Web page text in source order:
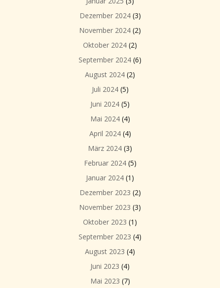
Dezember 2024(3)
November 2024 (2)
Oktober 2024 (2)
September 2024 (6)
August 2024 (2)
Juli 2024(5)
Juni 2024 (5)
Mai 2024(4)
April 2024(4)
März 2024 (3)
Februar 2024(5)
Januar 2024 (1)
Dezember 2023 (2)
November 2023 (3)
Oktober 2023 (1)
September 2023 (4)
August 2023 (4)
Juni 2023 (4)
Mai 2023 (7)